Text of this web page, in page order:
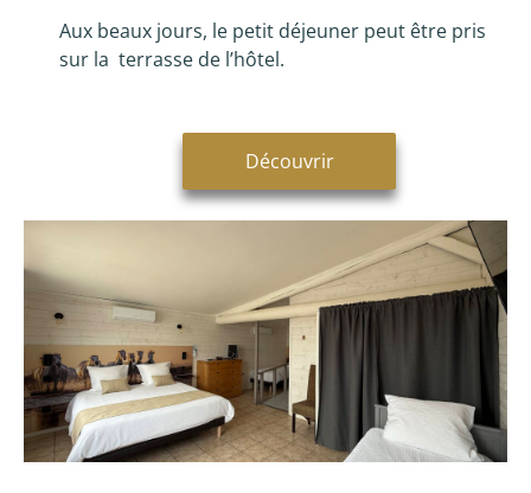
Aux beaux jours, le petit déjeuner peut être pris
sur la terrasse de l’hôtel.
Découvrir
Découvrir